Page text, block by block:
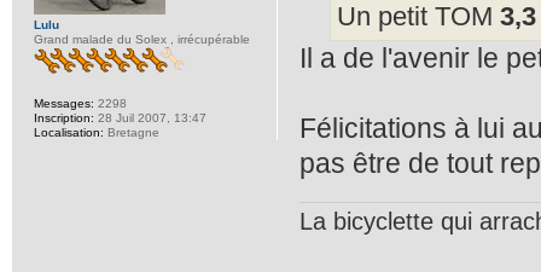
Un petit TOM
Il a de l'avenir le
Félicitations à lui
pas être de tout
La bicyclette qui
Lulu
Grand malade du Solex , irrécupérable
Messages: 2298
Inscription: 28 Juil 2007, 13:47
Localisation: Bretagne